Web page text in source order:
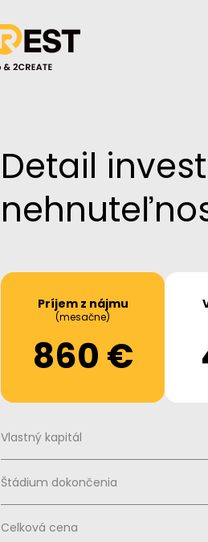
Detail
Príjem z nájmu
(mesačne)
860 €
Vlastný kapitál
Štádium dokončenia
Celková cena